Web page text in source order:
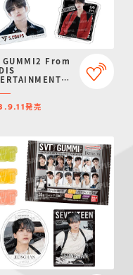
GUMMI2 From
発売